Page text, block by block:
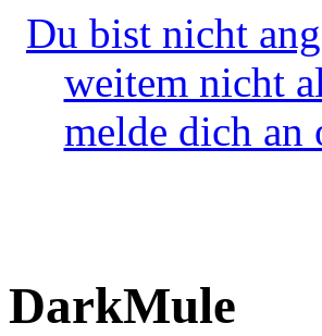
Du bist nicht
weitem nicht
melde dich
DarkMule